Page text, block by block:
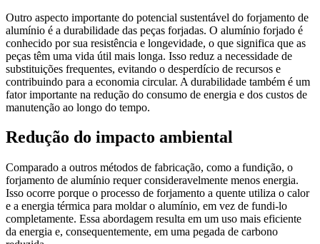
Outro aspecto importante do potencial sustentável do forjamento de
alumínio é a durabilidade das peças forjadas. O alumínio forjado é
conhecido por sua resistência e longevidade, o que significa que as
peças têm uma vida útil mais longa. Isso reduz a necessidade de
substituições frequentes, evitando o desperdício de recursos e
contribuindo para a economia circular. A durabilidade também é um
fator importante na redução do consumo de energia e dos custos de
manutenção ao longo do tempo.
Redução do impacto ambiental
Comparado a outros métodos de fabricação, como a fundição, o
forjamento de alumínio requer consideravelmente menos energia.
Isso ocorre porque o processo de forjamento a quente utiliza o calor
e a energia térmica para moldar o alumínio, em vez de fundi-lo
completamente. Essa abordagem resulta em um uso mais eficiente
da energia e, consequentemente, em uma pegada de carbono